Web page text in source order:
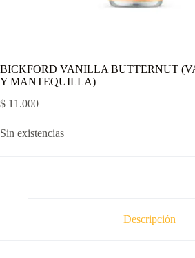
BICKFORD VANILLA BUTTERNUT
Y MANTEQUILLA)
$ 11.000
Sin existencias
Descripción